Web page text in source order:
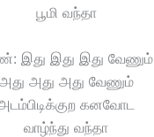
பூமி வந்தா
இது இது இது வேணும்
அது அது அது வேணும்
கனவோட
வாழ்ந்து வந்தா